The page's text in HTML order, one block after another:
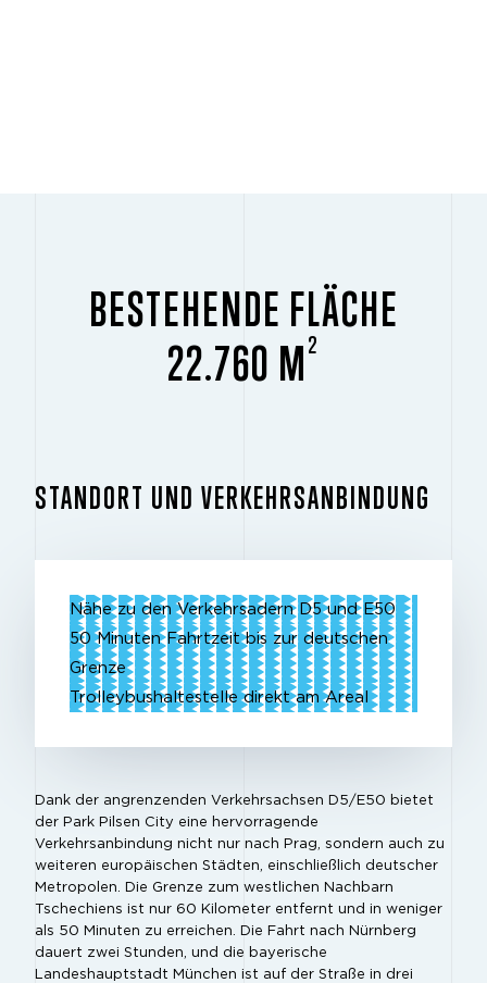
BESTEHENDE FLÄCHE
22.760 M 2
STANDORT UND VERKEHRSANBINDUNG
Nähe zu den Verkehrsadern D5 und E50
50 Minuten Fahrtzeit bis zur deutschen
Grenze
Trolleybushaltestelle direkt am Areal
Dank der angrenzenden Verkehrsachsen D5/E50 bietet
der Park Pilsen City eine hervorragende
Verkehrsanbindung nicht nur nach Prag, sondern auch zu
weiteren europäischen Städten, einschließlich deutscher
Metropolen. Die Grenze zum westlichen Nachbarn
Tschechiens ist nur 60 Kilometer entfernt und in weniger
als 50 Minuten zu erreichen. Die Fahrt nach Nürnberg
dauert zwei Stunden, und die bayerische
Landeshauptstadt München ist auf der Straße in drei